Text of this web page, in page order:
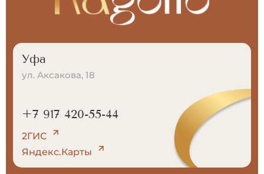
Уфа
ул. Аксакова, 18
+7 917 420-55-44
2ГИС
Яндекс.Карты